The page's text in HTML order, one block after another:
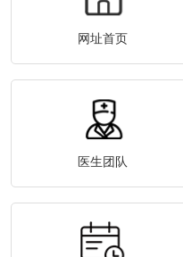
网址首页
医生团队